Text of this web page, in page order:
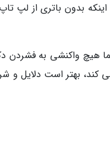
بدون باتری از لپ
هیچ واکنشی به فشردن
بهتر است دلایل و